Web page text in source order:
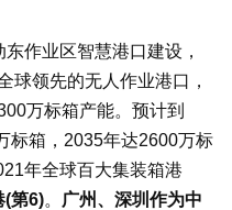
作业区智慧港口建设，
球领先的无人作业港口，
万标箱产能。预计到
标箱，2035年达2600万标
年全球百大集装箱港
(第6)。
广州、深圳作为中